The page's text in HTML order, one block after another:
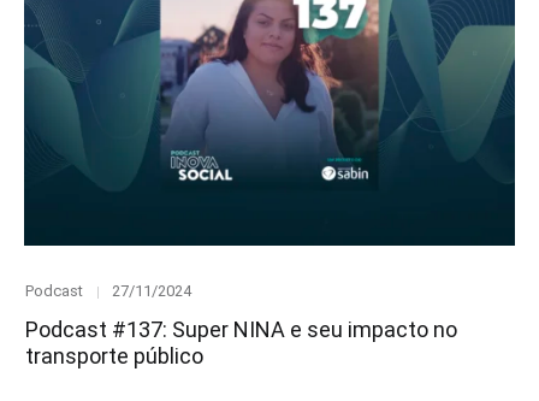
Category
Podcast
Posted
27/11/2024
Podcast #137: Super NINA e seu impacto no
transporte público